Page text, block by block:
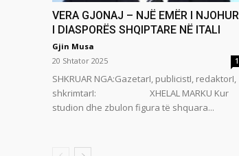
VERA GJONAJ – NJË EMËR I NJOHUR
I DIASPORËS SHQIPTARE NË ITALI
Gjin Musa
20 Shtator 2025
1
SHKRUAR NGA:GazetarI, publicistI, redaktorI,
shkrimtarI: XHELAL MARKU Kur
studion dhe zbulon figura të shquara...